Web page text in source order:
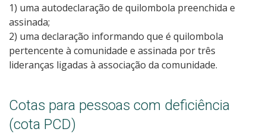
1) uma autodeclaração de quilombola preenchida e
assinada;
2) uma declaração informando que é quilombola
pertencente à comunidade e assinada por três
lideranças ligadas à associação da comunidade.
Cotas para pessoas com deficiência
(cota PCD)